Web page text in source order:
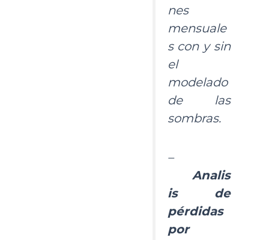
nes
mensuale
s con y sin
el
modelado
de las
sombras.
–
Analis
is de
pérdidas
por